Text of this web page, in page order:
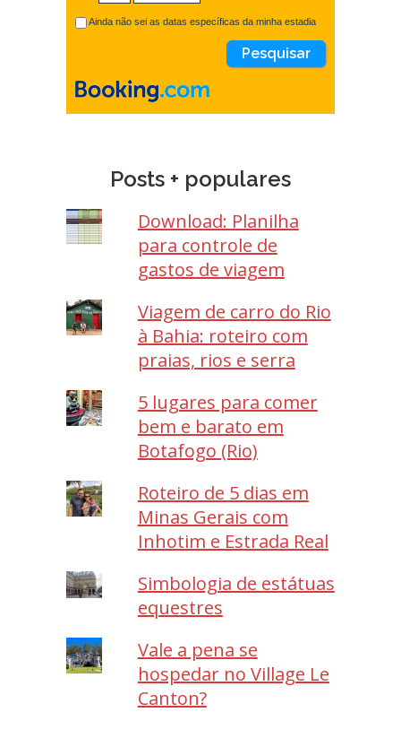
Ainda não sei as datas específicas da minha estadia
Posts + populares
Download: Planilha
para controle de
gastos de viagem
Viagem de carro do Rio
à Bahia: roteiro com
praias, rios e serra
5 lugares para comer
bem e barato em
Botafogo (Rio)
Roteiro de 5 dias em
Minas Gerais com
Inhotim e Estrada Real
Simbologia de estátuas
equestres
Vale a pena se
hospedar no Village Le
Canton?